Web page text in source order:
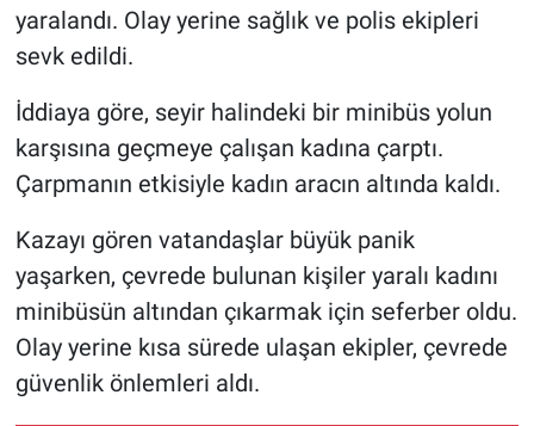
yaralandı. Olay yerine sağlık ve polis ekipleri
sevk edildi.
İddiaya göre, seyir halindeki bir minibüs yolun
karşısına geçmeye çalışan kadına çarptı.
Çarpmanın etkisiyle kadın aracın altında kaldı.
Kazayı gören vatandaşlar büyük panik
yaşarken, çevrede bulunan kişiler yaralı kadını
minibüsün altından çıkarmak için seferber oldu.
Olay yerine kısa sürede ulaşan ekipler, çevrede
güvenlik önlemleri aldı.